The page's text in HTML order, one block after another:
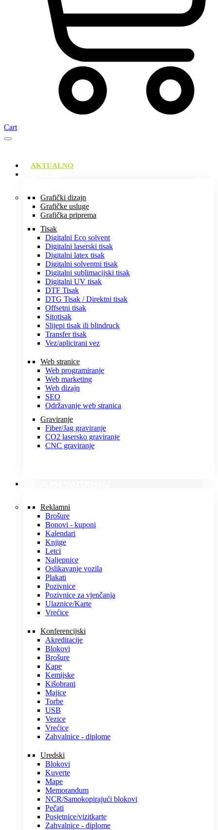
Cart
AKTUALNO
Grafički dizajn
Grafičke usluge
Grafička priprema
Tisak
Digitalni Eco solvent
Digitalni laserski tisak
Digitalni latex tisak
Digitalni solventni tisak
Digitalni sublimacijski tisak
Digitalni UV tisak
DTF Tisak
DTG Tisak / Direktni tisak
Offsetni tisak
Sitotisak
Slijepi tisak ili blindruck
Transfer tisak
Vez/aplicirani vez
Web stranice
Web programiranje
Web marketing
Web dizajn
SEO
Održavanje web stranica
Graviranje
Fiber/Jag graviranje
CO2 lasersko graviranje
CNC graviranje
Reklamni
Brošure
Bonovi - kuponi
Kalendari
Knjige
Letci
Naljepnice
Oslikavanje vozila
Plakati
Pozivnice
Pozivnice za vjenčanja
Ulaznice/Karte
Vrećice
Konferencijski
Akreditacije
Blokovi
Brošure
Kape
Kemijske
Kišobrani
Majice
Torbe
USB
Vezice
Vrećice
Zahvalnice - diplome
Uredski
Blokovi
Kuverte
Mape
Memorandum
NCR/Samokopirajući blokovi
Pečati
Posjetnice/vizitkarte
Zahvalnice - diplome